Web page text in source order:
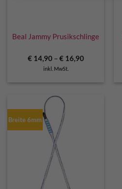
Beal Jammy Prusikschlinge
€14,90– €16,90
inkl. MwSt.
Breite 6mm